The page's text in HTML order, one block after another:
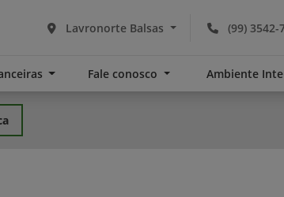
(99) 3542-
Lavronorte Balsas
Fale conosco Ambiente